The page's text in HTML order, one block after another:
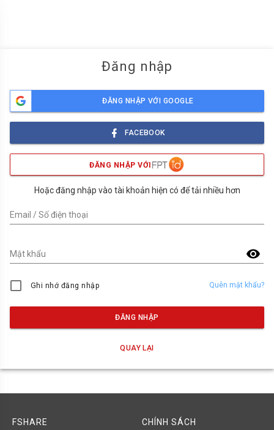
Đăng nhập
ĐĂNG NHẬP VỚI GOOGLE
FACEBOOK
ĐĂNG NHẬP VỚI
Hoặc đăng nhập vào tài khoản hiện có để tải nhiều hơn
Email / Số điện thoại
visibility
Mật khẩu
Ghi nhớ đăng nhập Quên mật khẩu?
ĐĂNG NHẬP
QUAY LẠI
FSHARE
CHÍNH SÁCH